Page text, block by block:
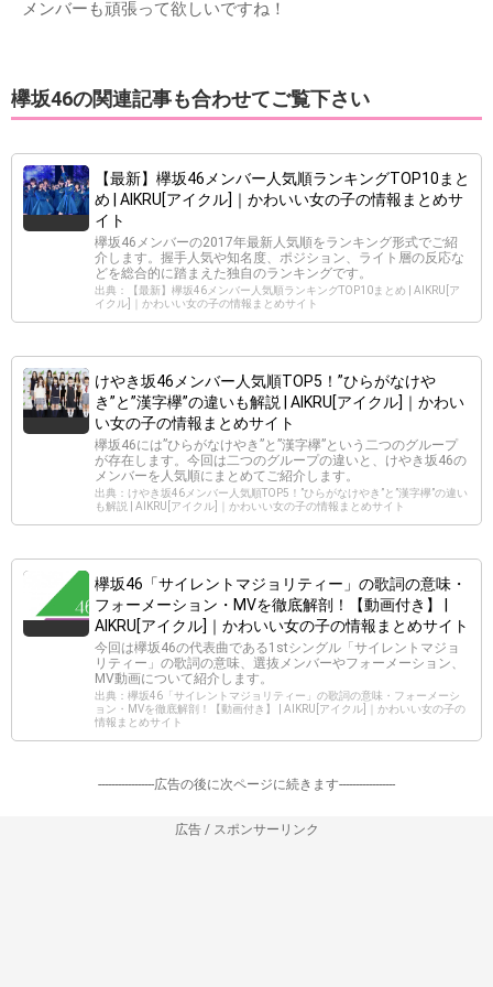
メンバーも頑張って欲しいですね！
欅坂46の関連記事も合わせてご覧下さい
【最新】欅坂46メンバー人気順ランキングTOP10まと
め | AIKRU[アイクル]｜かわいい女の子の情報まとめサ
イト
欅坂46メンバーの2017年最新人気順をランキング形式でご紹
介します。握手人気や知名度、ポジション、ライト層の反応な
どを総合的に踏まえた独自のランキングです。
出典：【最新】欅坂46メンバー人気順ランキングTOP10まとめ | AIKRU[ア
イクル]｜かわいい女の子の情報まとめサイト
けやき坂46メンバー人気順TOP5！”ひらがなけや
き”と”漢字欅”の違いも解説 | AIKRU[アイクル]｜かわい
い女の子の情報まとめサイト
欅坂46には”ひらがなけやき”と”漢字欅”という二つのグループ
が存在します。今回は二つのグループの違いと、けやき坂46の
メンバーを人気順にまとめてご紹介します。
出典：けやき坂46メンバー人気順TOP5！”ひらがなけやき”と”漢字欅”の違い
も解説 | AIKRU[アイクル]｜かわいい女の子の情報まとめサイト
欅坂46「サイレントマジョリティー」の歌詞の意味・
フォーメーション・MVを徹底解剖！【動画付き】 |
AIKRU[アイクル]｜かわいい女の子の情報まとめサイト
今回は欅坂46の代表曲である1stシングル「サイレントマジョ
リティー」の歌詞の意味、選抜メンバーやフォーメーション、
MV動画について紹介します。
出典：欅坂46「サイレントマジョリティー」の歌詞の意味・フォーメーシ
ョン・MVを徹底解剖！【動画付き】 | AIKRU[アイクル]｜かわいい女の子の
情報まとめサイト
-----------------広告の後に次ページに続きます-----------------
広告 / スポンサーリンク